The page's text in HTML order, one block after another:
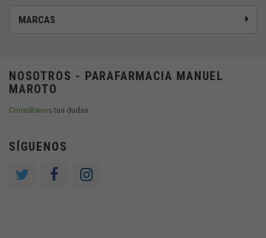
MARCAS
NOSOTROS - PARAFARMACIA MANUEL
MAROTO
Consúltanostus dudas.
SÍGUENOS